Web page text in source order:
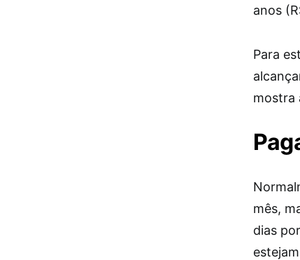
anos
Para
mostra
mês,
dias